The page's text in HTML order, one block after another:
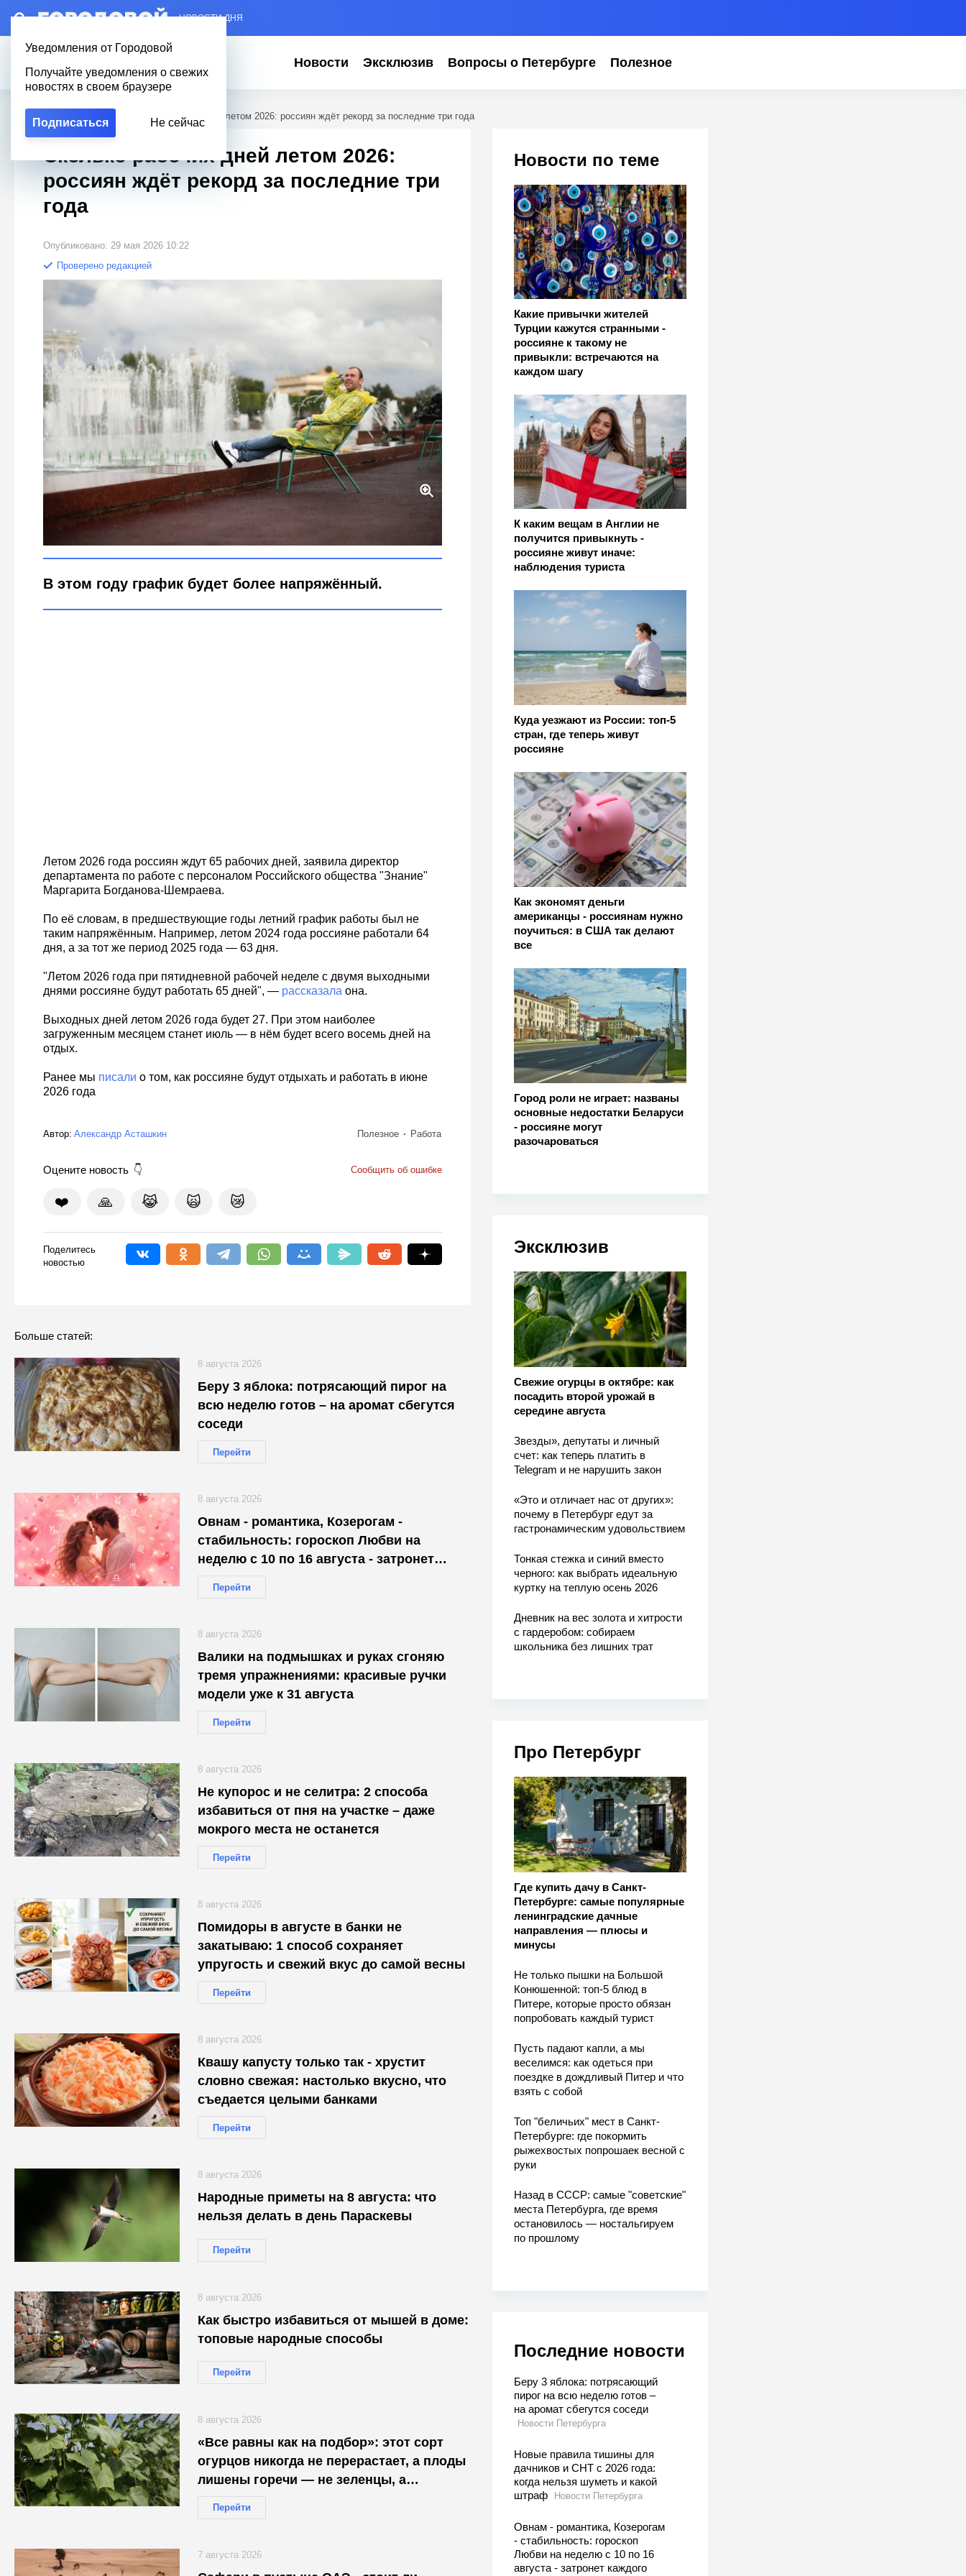
– НОВОСТИ ДНЯ
Уведомления от Городовой
Получайте уведомления о свежих
новостях в своем браузере
Подписаться Не сейчас
Новости Эксклюзив Вопросы о Петербурге Полезное
Городовой Сколько рабочих дней летом 2026: россиян ждёт рекорд за последние три года
Новости по теме
Какие привычки жителей
Турции кажутся странными -
россияне к такому не
привыкли: встречаются на
каждом шагу
К каким вещам в Англии не
получится привыкнуть -
россияне живут иначе:
наблюдения туриста
Куда уезжают из России: топ‑5
стран, где теперь живут
россияне
Как экономят деньги
американцы - россиянам нужно
поучиться: в США так делают
все
Город роли не играет: названы
основные недостатки Беларуси
- россияне могут
разочароваться
Эксклюзив
Свежие огурцы в октябре: как
посадить второй урожай в
середине августа
Звезды», депутаты и личный
счет: как теперь платить в
Telegram и не нарушить закон
«Это и отличает нас от других»:
почему в Петербург едут за
гастронамическим удовольствием
Тонкая стежка и синий вместо
черного: как выбрать идеальную
куртку на теплую осень 2026
Дневник на вес золота и хитрости
с гардеробом: собираем
школьника без лишних трат
Про Петербург
Где купить дачу в Санкт-
Петербурге: самые популярные
ленинградские дачные
направления — плюсы и
минусы
Не только пышки на Большой
Конюшенной: топ-5 блюд в
Питере, которые просто обязан
попробовать каждый турист
Пусть падают капли, а мы
веселимся: как одеться при
поездке в дождливый Питер и что
взять с собой
Топ "беличьих" мест в Санкт-
Петербурге: где покормить
рыжехвостых попрошаек весной с
руки
Назад в СССР: самые "советские"
места Петербурга, где время
остановилось — ностальгируем
по прошлому
Последние новости
Беру 3 яблока: потрясающий
пирог на всю неделю готов –
на аромат сбегутся соседи
Новости Петербурга
Новые правила тишины для
дачников и СНТ с 2026 года:
когда нельзя шуметь и какой
штраф
Новости Петербурга
Овнам - романтика, Козерогам
- стабильность: гороскоп
Любви на неделю с 10 по 16
августа - затронет каждого
Сколько рабочих дней летом 2026:
россиян ждёт рекорд за последние три
года
Опубликовано: 29 мая 2026 10:22
Проверено редакцией
Сколько рабочих дней летом 2026: россиян ждёт рекорд за последние три года
В этом году график будет более напряжённый.
Летом 2026 года россиян ждут 65 рабочих дней, заявила директор
департамента по работе с персоналом Российского общества "Знание"
Маргарита Богданова-Шемраева.
По её словам, в предшествующие годы летний график работы был не
таким напряжённым. Например, летом 2024 года россияне работали 64
дня, а за тот же период 2025 года — 63 дня.
"Летом 2026 года при пятидневной рабочей неделе с двумя выходными
днями россияне будут работать 65 дней", — рассказала она.
Выходных дней летом 2026 года будет 27. При этом наиболее
загруженным месяцем станет июль — в нём будет всего восемь дней на
отдых.
Ранее мы писали о том, как россияне будут отдыхать и работать в июне
2026 года
Автор: Александр Асташкин Полезное Работа
Оцените новость Сообщить об ошибке
❤️ 🙏 😹 🙀 😿
Поделитесь
новостью
Больше статей:
Беру 3 яблока: потрясающий пирог на
всю неделю готов – на аромат сбегутся
соседи
Перейти
8 августа 2026
Овнам - романтика, Козерогам -
стабильность: гороскоп Любви на
неделю с 10 по 16 августа - затронет
Перейти
8 августа 2026
Валики на подмышках и руках сгоняю
тремя упражнениями: красивые ручки
модели уже к 31 августа
Перейти
8 августа 2026
Не купорос и не селитра: 2 способа
избавиться от пня на участке – даже
мокрого места не останется
Перейти
8 августа 2026
Помидоры в августе в банки не
закатываю: 1 способ сохраняет
упругость и свежий вкус до самой весны
Перейти
8 августа 2026
Квашу капусту только так - хрустит
словно свежая: настолько вкусно, что
съедается целыми банками
Перейти
8 августа 2026
Народные приметы на 8 августа: что
нельзя делать в день Параскевы
Перейти
8 августа 2026
Как быстро избавиться от мышей в доме:
топовые народные способы
Перейти
8 августа 2026
«Все равны как на подбор»: этот сорт
огурцов никогда не перерастает, а плоды
лишены горечи — не зеленцы, а
Перейти
8 августа 2026
7 августа 2026